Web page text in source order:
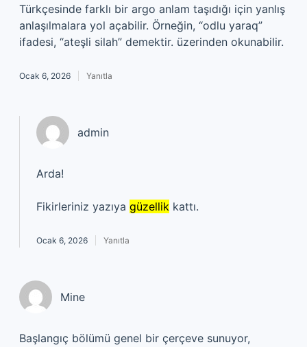
Türkçesinde farklı bir argo anlam taşıdığı için yanlış
anlaşılmalara yol açabilir. Örneğin, “odlu yaraq”
ifadesi, “ateşli silah” demektir. üzerinden okunabilir.
Ocak 6, 2026 Yanıtla
admin
Arda!
Fikirleriniz yazıya güzellik kattı.
Ocak 6, 2026 Yanıtla
Mine
Başlangıç bölümü genel bir çerçeve sunuyor,